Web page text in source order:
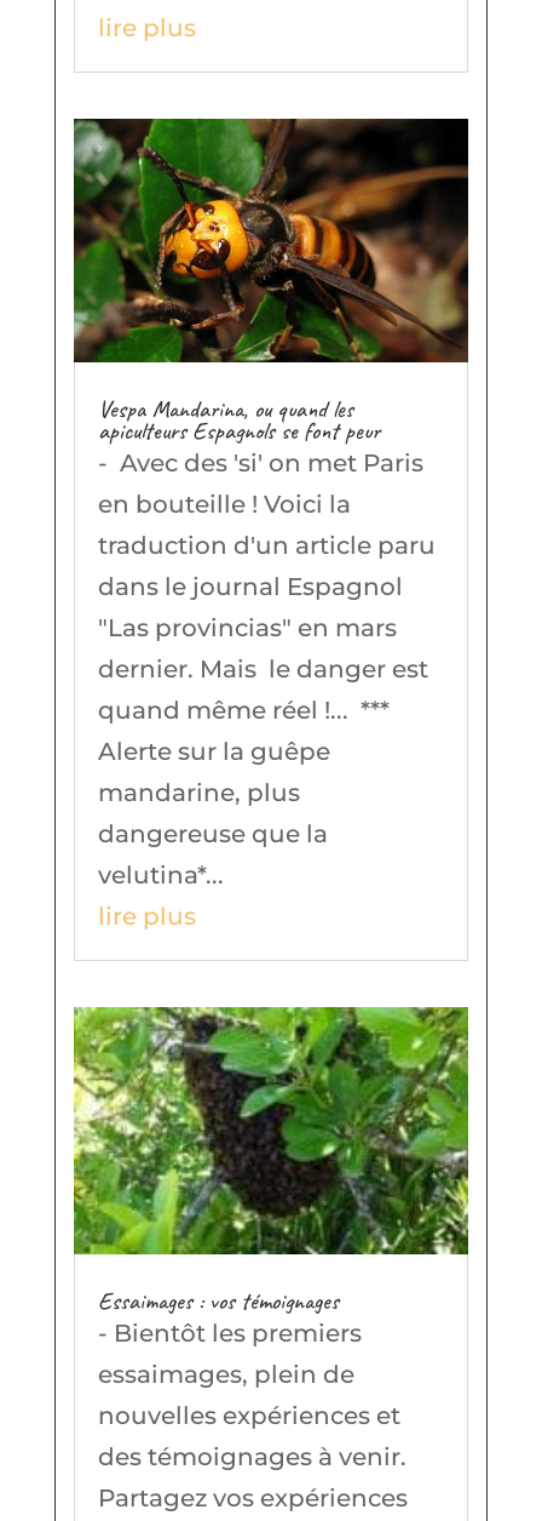
lire plus
Vespa Mandarina, ou quand les
apiculteurs Espagnols se font peur
- Avec des 'si' on met Paris
en bouteille ! Voici la
traduction d'un article paru
dans le journal Espagnol
"Las provincias" en mars
dernier. Mais le danger est
quand même réel !... ***
Alerte sur la guêpe
mandarine, plus
dangereuse que la
velutina*...
lire plus
Essaimages : vos témoignages
- Bientôt les premiers
essaimages, plein de
nouvelles expériences et
des témoignages à venir.
Partagez vos expériences